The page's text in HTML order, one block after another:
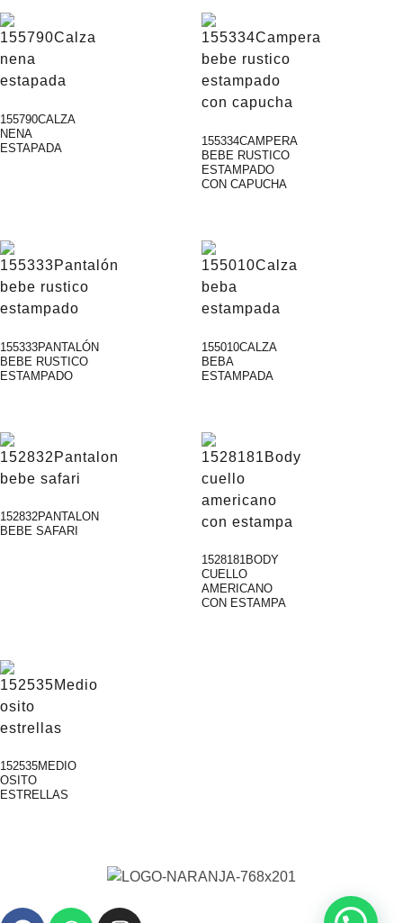
155790CALZA
NENA
ESTAPADA
155334CAMPERA
BEBE RUSTICO
ESTAMPADO
CON CAPUCHA
155333PANTALÓN
BEBE RUSTICO
ESTAMPADO
155010CALZA
BEBA
ESTAMPADA
152832PANTALON
BEBE SAFARI
1528181BODY
CUELLO
AMERICANO
CON ESTAMPA
152535MEDIO
OSITO
ESTRELLAS